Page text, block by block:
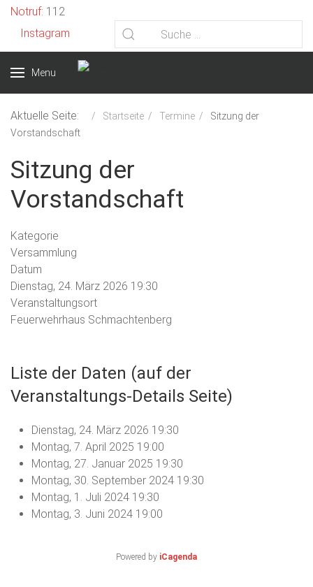
Notruf: 112
Instagram
Menu
Aktuelle Seite: Startseite Termine
Sitzung der
Vorstandschaft
Sitzung der
Vorstandschaft
Kategorie
Versammlung
Datum
Dienstag, 24. März 2026 19:30
Veranstaltungsort
Feuerwehrhaus Schmachtenberg
Liste der Daten (auf der
Veranstaltungs-Details Seite)
Dienstag, 24. März 2026 19:30
Montag, 7. April 2025 19:00
Montag, 27. Januar 2025 19:30
Montag, 30. September 2024 19:30
Montag, 1. Juli 2024 19:30
Montag, 3. Juni 2024 19:00
Powered by iCagenda
Jahr
Monat
JahrMonat